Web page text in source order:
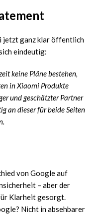
jetzt ganz klar öffentlich
eindeutig:
keine Pläne bestehen,
in Xiaomi Produkte
und geschätzter Partner
an dieser für beide Seiten
von Google auf
– aber der
Klarheit gesorgt.
Nicht in absehbarer